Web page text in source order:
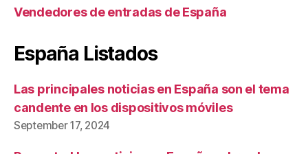
Vendedores de entradas de España
España Listados
Las principales noticias en España son el tema
candente en los dispositivos móviles
September 17, 2024